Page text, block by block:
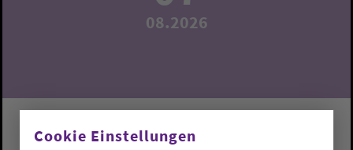
08.2026
TEEKREIS
Cookie Einstellungen